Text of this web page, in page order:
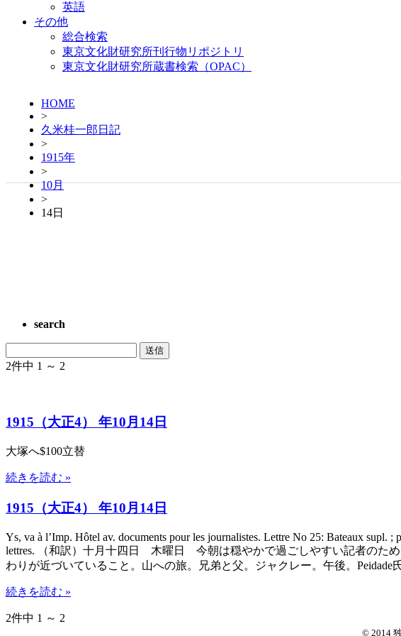
英語
その他
総合検索
東京文化財研究所刊行物リポジトリ
東京文化財研究所蔵書検索（OPAC）
HOME
>
久米桂一郎日記
>
1915年
>
10月
>
14日
search
2件中 1 ～ 2
1915（大正4） 年10月14日
大塚へ$100立替
続きを読む »
1915（大正4） 年10月14日
Ys, va à l’Imp. Hôtel av. documents pour les journalistes. Lettre No 25: Bateaux supl.
lettres. （和訳）十月十四日 木曜日 今朝は穏やかで過ごしやすい記者のた
わりが近づいていること。山への旅。兄弟と父。ジャクレー。午後。Peidade
続きを読む »
2件中 1 ～ 2
© 2014